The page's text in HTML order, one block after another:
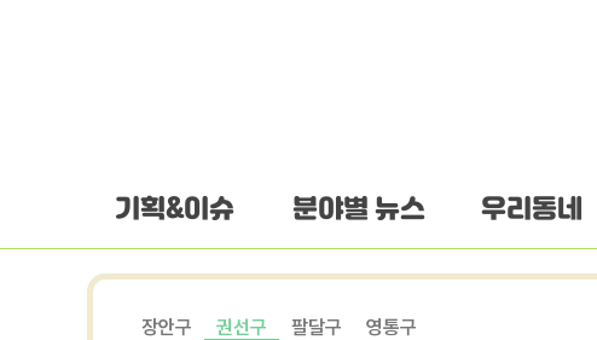
기획&이슈 분야별 뉴스 우리동네
장안구 권선구 팔달구 영통구